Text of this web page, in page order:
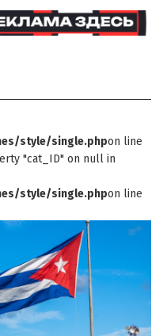
style/single.phpon line
"cat_ID" on null in
style/single.phpon line